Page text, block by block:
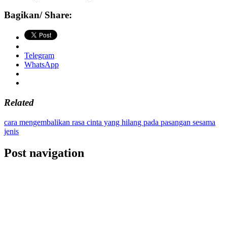
Bagikan/ Share:
Telegram
WhatsApp
Related
cara mengembalikan rasa cinta yang hilang pada pasangan sesama
jenis
Post navigation